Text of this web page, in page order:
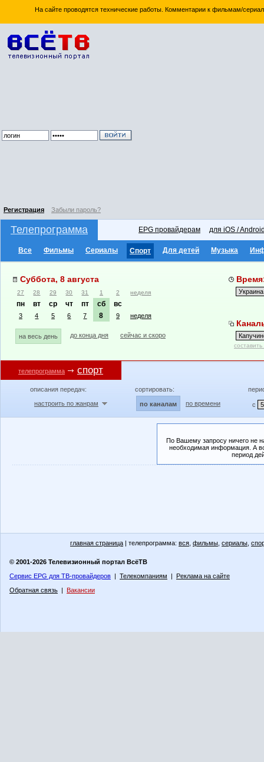
На сайте проводятся технические работы. Комментарии к фильмам/
Регистрация Забыли пароль?
Телепрограмма EPG провайдерам для iOS /
Все Фильмы Сериалы Спорт Для детей Музыка
Суббота, 8 августа
27 28 29 30 31 1 2 неделя
пн вт ср чт пт сб вс
3 4 5 6 7 8 9 неделя
на весь день до конца дня сейчас и скоро
телепрограмма спорт
описания передач:
настроить по жанрам
сортировать:
по каналам по времени с
По Вашему запросу ничего не
необходимая информация. А
период
главная страница | телепрограмма: вся фильмы сериалы
© 2001-2026 Телевизионный портал ВсёТВ
Сервис EPG для ТВ-провайдеров | Телекомпаниям | Реклама на сайте
Обратная связь | Вакансии